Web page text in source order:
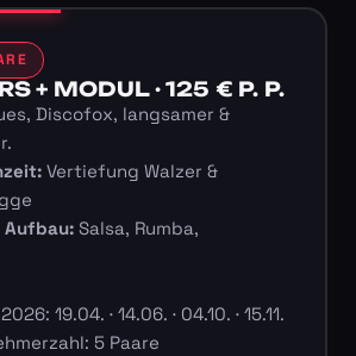
+ MODUL · 125 € P. P.
Discofox, langsamer &
Vertiefung Walzer &
Aufbau:Salsa, Rumba,
19.04. · 14.06. · 04.10. · 15.11.
5 Paare